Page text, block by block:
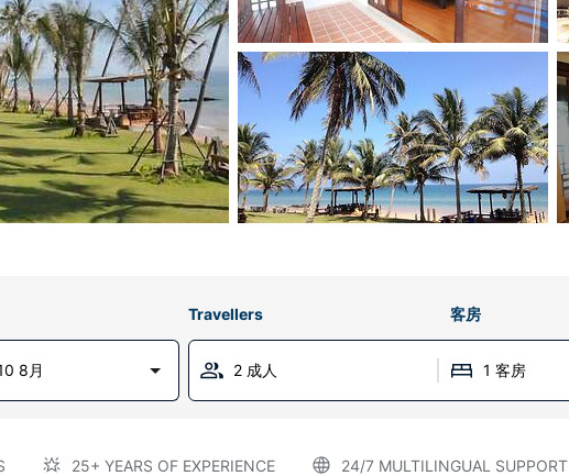
8月
Travellers 客房
2 成人 1 客房
25+ YEARS OF EXPERIENCE 24/7 MULTILINGUAL SUPPORT